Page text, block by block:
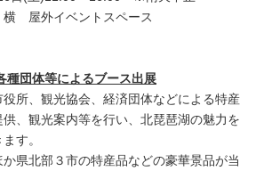
横 屋外イベントスペース
種団体等によるブース出展
所、観光協会、経済団体などによる特産
、観光案内等を行い、北琵琶湖の魅力を
す。
県北部３市の特産品などの豪華景品が当